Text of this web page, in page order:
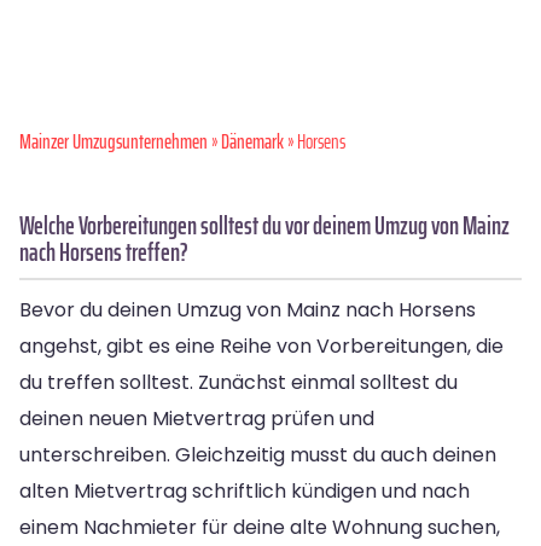
Mainzer Umzugsunternehmen»Dänemark» Horsens
Welche Vorbereitungen solltest du vor deinem Umzug von Mainz
nach Horsens treffen?
Bevor du deinen Umzug von Mainz nach Horsens
angehst, gibt es eine Reihe von Vorbereitungen, die
du treffen solltest. Zunächst einmal solltest du
deinen neuen Mietvertrag prüfen und
unterschreiben. Gleichzeitig musst du auch deinen
alten Mietvertrag schriftlich kündigen und nach
einem Nachmieter für deine alte Wohnung suchen,